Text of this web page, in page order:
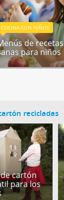
COCINA CON NIÑOS
de recetas
para niños
recicladas
de cartón
para los